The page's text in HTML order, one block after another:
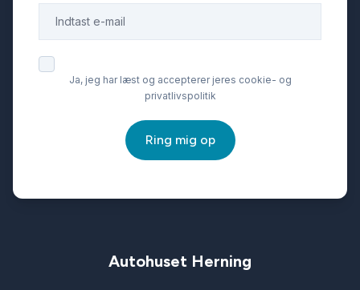
Ja, jeg har læst og accepterer jeres cookie- og
privatlivspolitik
Ring mig op
Autohuset Herning